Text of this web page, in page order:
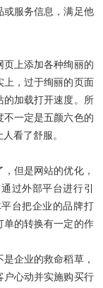
或服务信息，满足他
上添加各种绚丽的
上，过于绚丽的页面
的加载打开速度。所
不一定是五颜六色的
看了舒服。
但是网站的优化，
过外部平台进行引
台把企业的品牌打
单的转换有一定的作
企业的救命稻草，
户心动并实施购买行